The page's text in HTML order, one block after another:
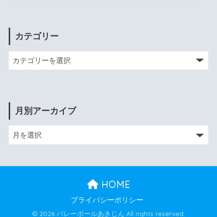
カテゴリー
月別アーカイブ
HOME
プライバシーポリシー
© 2026 バレーボールあきじん All rights reserved.